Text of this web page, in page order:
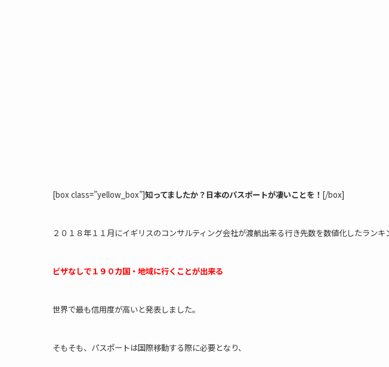
[box class=”yellow_box”]知ってましたか？日本のパスポートが凄いことを ！ [/box]
２０１８年１１月にイギリスのコンサルティング会社が渡航出来る行き先数を数値化したランキ
ビザなしで１９０カ国・地域に行くことが出来る
世界で最も信用度が高いと発表しました。
そもそも、パスポートは国際移動する際に必要となり、